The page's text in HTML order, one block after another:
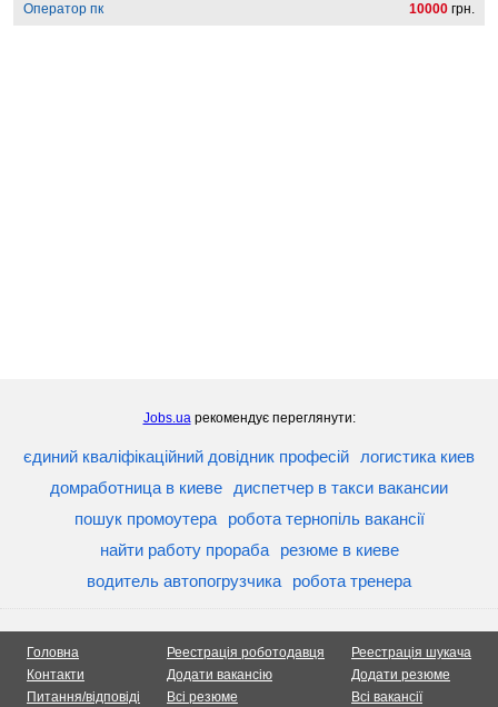
Оператор пк 10000 грн.
Jobs.uaрекомендує переглянути:
єдиний кваліфікаційний довідник професій
логистика киев
домработница в киеве
диспетчер в такси вакансии
пошук промоутера
робота тернопіль вакансії
найти работу прораба
резюме в киеве
водитель автопогрузчика
робота тренера
Головна
Контакти
Питання/відповіді
Реестрація роботодавця
Додати вакансію
Всі резюме
Реестрація шукача
Додати резюме
Всі вакансії